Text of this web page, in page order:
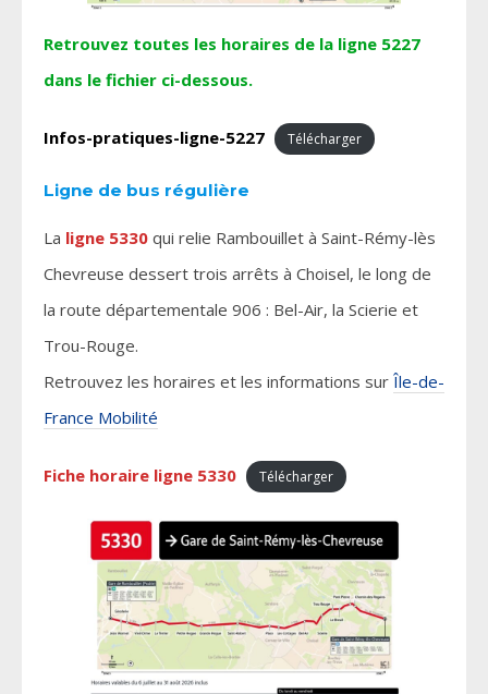
Retrouvez toutes les horaires de la ligne 5227
dans le fichier ci-dessous.
Infos-pratiques-ligne-5227 Télécharger
Ligne de bus régulière
La ligne 5330 qui relie Rambouillet à Saint-Rémy-lès
Chevreuse dessert trois arrêts à Choisel, le long de
la route départementale 906 : Bel-Air, la Scierie et
Trou-Rouge.
Retrouvez les horaires et les informations sur Île-de-
France Mobilité
Fiche horaire ligne 5330 Télécharger